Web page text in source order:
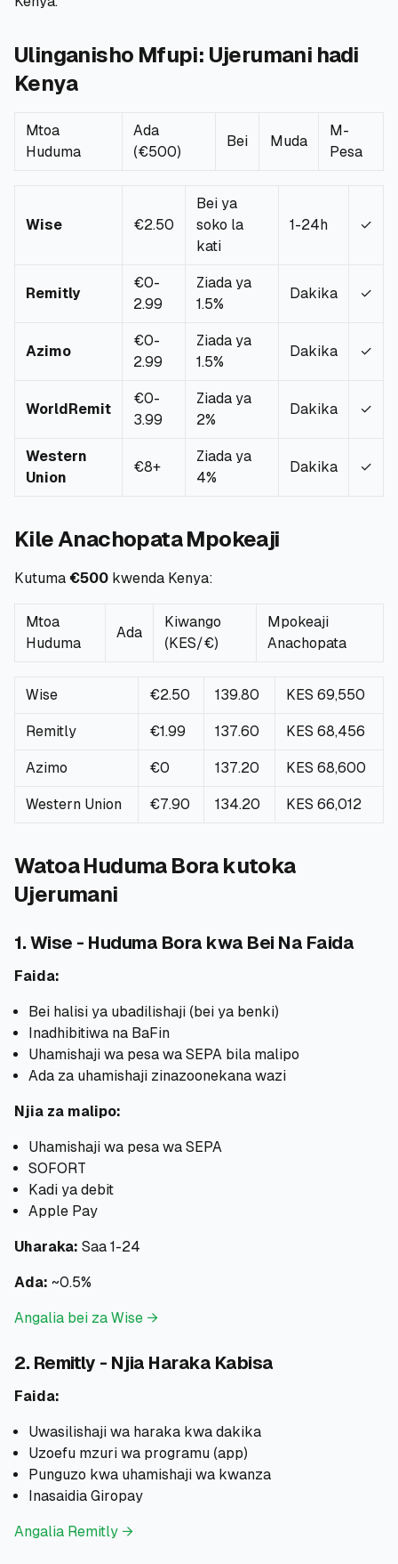
📰Blogu
🏢
📧 Wasiliana Nasi
🇬🇧 🇰🇪
Tafuta Mkopo Wako Bora
Ulinganisho Mfupi: Ujerumani hadi
Kenya
Mtoa
Huduma
Ada
(€500)
Bei Muda
M-
Pesa
Wise €2.50
Bei ya
soko la
kati
1-24h ✓
Remitly
€0-
2.99
Ziada ya
1.5%
Dakika ✓
Azimo
€0-
2.99
Ziada ya
1.5%
Dakika ✓
WorldRemit
€0-
3.99
Ziada ya
2%
Dakika ✓
Western
Union
€8+
Ziada ya
4%
Dakika ✓
Kile Anachopata Mpokeaji
Kutuma €500 kwenda Kenya:
Mtoa
Huduma
Ada
Kiwango
(KES/€)
Mpokeaji
Anachopata
Wise €2.50 139.80 KES 69,550
Remitly €1.99 137.60 KES 68,456
Azimo €0 137.20 KES 68,600
Western Union €7.90 134.20 KES 66,012
Watoa Huduma Bora kutoka
Ujerumani
1. Wise - Huduma Bora kwa Bei Na Faida
Faida:
Bei halisi ya ubadilishaji (bei ya benki)
Inadhibitiwa na BaFin
Uhamishaji wa pesa wa SEPA bila malipo
Ada za uhamishaji zinazoonekana wazi
Njia za malipo:
Uhamishaji wa pesa wa SEPA
SOFORT
Kadi ya debit
Apple Pay
Uharaka: Saa 1-24
Ada: ~0.5%
Angalia bei za Wise →
2. Remitly - Njia Haraka Kabisa
Faida:
Uwasilishaji wa haraka kwa dakika
Uzoefu mzuri wa programu (app)
Punguzo kwa uhamishaji wa kwanza
Inasaidia Giropay
Angalia Remitly →